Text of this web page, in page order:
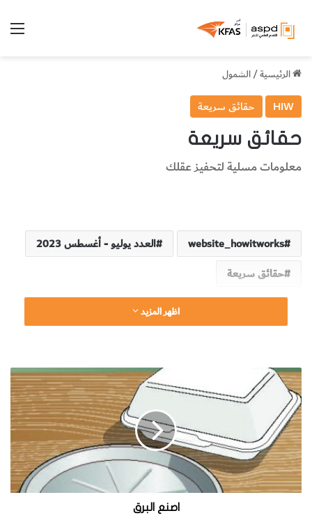
الرئيسية/الشمول
HIW حقائق سريعة
حقائق سريعة
معلومات مسلية لتحفيز عقلك
website_howitworks
العدد يوليو - أغسطس 2023
حقائق سريعة
اظهر المزيد
ا
ص
ن
ع
ا
ل
ب
ر
ق
اصنع البرق